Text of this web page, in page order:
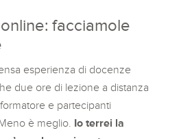
facciamole
esperienza di docenze
due ore di lezione a distanza
e partecipanti
è meglio. Io terrei la